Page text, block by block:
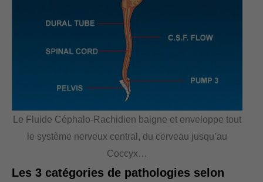
Le Fluide Céphalo-Rachidien baigne et enveloppe tout
le système nerveux central, du cerveau jusqu’au
Coccyx…
Les 3 catégories de pathologies selon